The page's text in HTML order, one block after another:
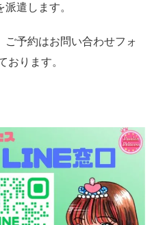
遣します。
ご予約はお問い合わせフォ
おります。